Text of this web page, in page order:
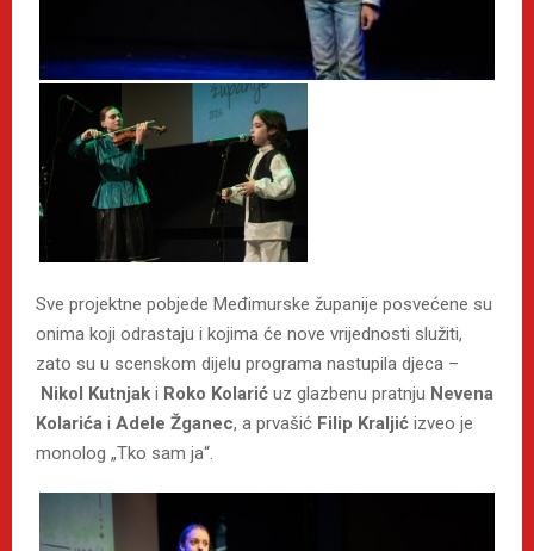
Sve projektne pobjede Međimurske županije posvećene su
onima koji odrastaju i kojima će nove vrijednosti služiti,
zato su u scenskom dijelu programa nastupila djeca –
Nikol Kutnjak i Roko Kolarić uz glazbenu pratnju Nevena
Kolarića i Adele Žganec, a prvašić Filip Kraljić izveo je
monolog „Tko sam ja“.